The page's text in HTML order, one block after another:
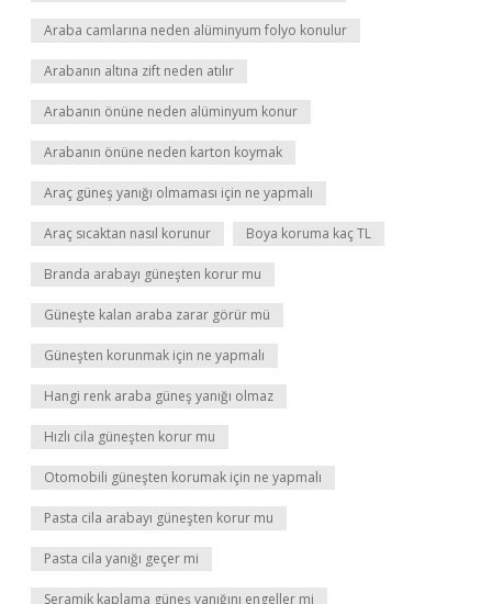
Araba camlarına neden alüminyum folyo konulur
Arabanın altına zift neden atılır
Arabanın önüne neden alüminyum konur
Arabanın önüne neden karton koymak
Araç güneş yanığı olmaması için ne yapmalı
Araç sıcaktan nasıl korunur Boya koruma kaç TL
Branda arabayı güneşten korur mu
Güneşte kalan araba zarar görür mü
Güneşten korunmak için ne yapmalı
Hangi renk araba güneş yanığı olmaz
Hızlı cila güneşten korur mu
Otomobili güneşten korumak için ne yapmalı
Pasta cila arabayı güneşten korur mu
Pasta cila yanığı geçer mi
Seramik kaplama güneş yanığını engeller mi